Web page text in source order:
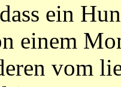
ein
einem
vom